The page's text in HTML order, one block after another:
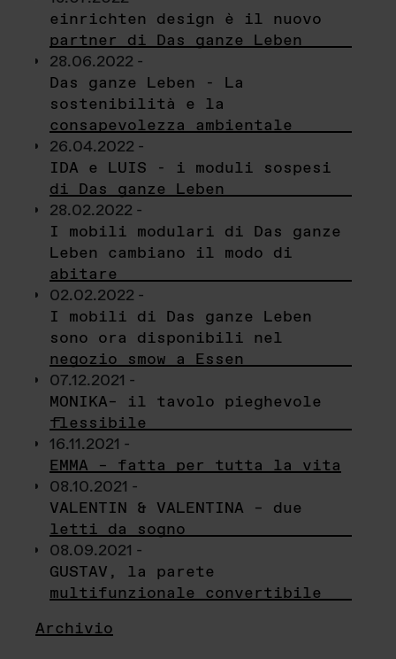
einrichten design è il nuovo
partner di Das ganze Leben
28.06.2022 -
Das ganze Leben - La
sostenibilità e la
consapevolezza ambientale
26.04.2022 -
IDA e LUIS - i moduli sospesi
di Das ganze Leben
28.02.2022 -
I mobili modulari di Das ganze
Leben cambiano il modo di
abitare
02.02.2022 -
I mobili di Das ganze Leben
sono ora disponibili nel
negozio smow a Essen
07.12.2021 -
MONIKA– il tavolo pieghevole
flessibile
16.11.2021 -
EMMA – fatta per tutta la vita
08.10.2021 -
VALENTIN & VALENTINA – due
letti da sogno
08.09.2021 -
GUSTAV, la parete
multifunzionale convertibile
Archivio